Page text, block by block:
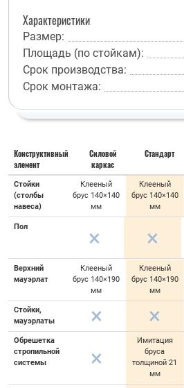
Характеристики
Размер:
Площадь (по стойкам):
Срок производства:
Срок монтажа:
Конструктивный
элемент
Силовой
каркас
Стандарт
Стойки
(столбы
навеса)
Клееный
брус 140×140
мм
Клееный
брус 140×140
мм
Пол
Верхний
мауэрлат
Клееный
брус 140×190
мм
Клееный
брус 140×190
мм
Стойки,
мауэрлаты
Обрешетка
стропильной
системы
Имитация
бруса
толщиной 21
мм